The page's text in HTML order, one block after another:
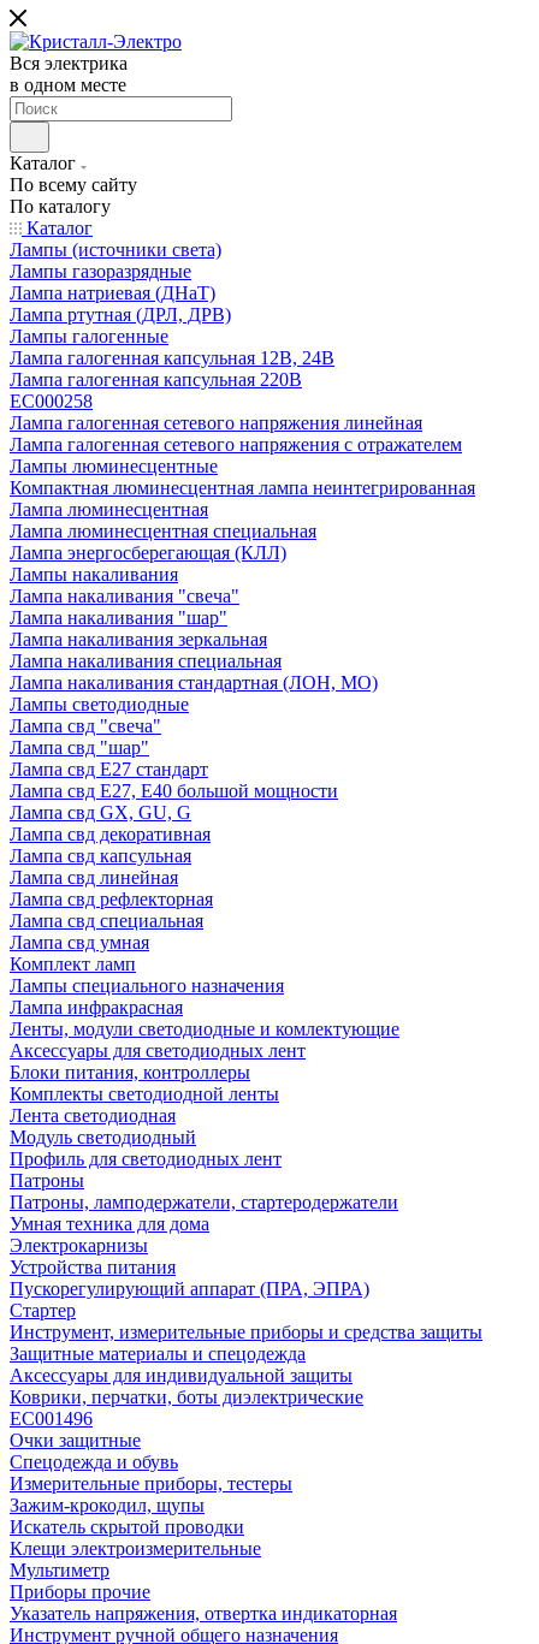
Вся электрика
в одном месте
Каталог
По всему сайту
По каталогу
Каталог
Лампы (источники света)
Лампы газоразрядные
Лампа натриевая (ДНаТ)
Лампа ртутная (ДРЛ, ДРВ)
Лампы галогенные
Лампа галогенная капсульная 12В, 24В
Лампа галогенная капсульная 220В
EC000258
Лампа галогенная сетевого напряжения линейная
Лампа галогенная сетевого напряжения с отражателем
Лампы люминесцентные
Компактная люминесцентная лампа неинтегрированная
Лампа люминесцентная
Лампа люминесцентная специальная
Лампа энергосберегающая (КЛЛ)
Лампы накаливания
Лампа накаливания "свеча"
Лампа накаливания "шар"
Лампа накаливания зеркальная
Лампа накаливания специальная
Лампа накаливания стандартная (ЛОН, МО)
Лампы светодиодные
Лампа свд "свеча"
Лампа свд "шар"
Лампа свд E27 стандарт
Лампа свд E27, Е40 большой мощности
Лампа свд GX, GU, G
Лампа свд декоративная
Лампа свд капсульная
Лампа свд линейная
Лампа свд рефлекторная
Лампа свд специальная
Лампа свд умная
Комплект ламп
Лампы специального назначения
Лампа инфракрасная
Ленты, модули светодиодные и комлектующие
Аксессуары для светодиодных лент
Блоки питания, контроллеры
Комплекты светодиодной ленты
Лента светодиодная
Модуль светодиодный
Профиль для светодиодных лент
Патроны
Патроны, ламподержатели, стартеродержатели
Умная техника для дома
Электрокарнизы
Устройства питания
Пускорегулирующий аппарат (ПРА, ЭПРА)
Стартер
Инструмент, измерительные приборы и средства защиты
Защитные материалы и спецодежда
Аксессуары для индивидуальной защиты
Коврики, перчатки, боты диэлектрические
EC001496
Очки защитные
Спецодежда и обувь
Измерительные приборы, тестеры
Зажим-крокодил, щупы
Искатель скрытой проводки
Клещи электроизмерительные
Мультиметр
Приборы прочие
Указатель напряжения, отвертка индикаторная
Инструмент ручной общего назначения